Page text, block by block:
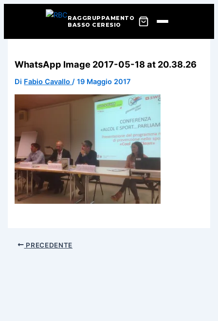
RAGGRUPPAMENTO
BASSO CERESIO
contenuto
WhatsApp Image 2017-05-18 at 20.38.26
Di Fabio Cavallo/19 Maggio 2017
PRECEDENTE